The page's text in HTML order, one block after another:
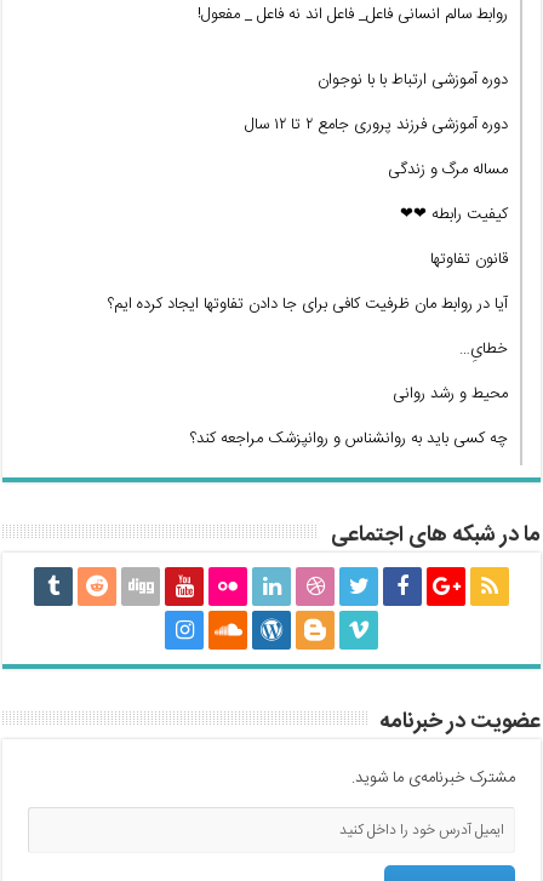
روابط سالم انسانی فاعل_ فاعل اند نه فاعل _ مفعول!
دوره آموزشی ارتباط با با نوجوان
دوره آموزشی فرزند پروری جامع ۲ تا ۱۲ سال
مساله مرگ و زندگی
کیفیت رابطه ❤❤
قانون تفاوتها
آیا در روابط مان ظرفیت کافی برای جا دادن تفاوتها ایجاد کرده ایم؟
خطایِ…
محیط و رشد روانی
چه کسی باید به روانشناس و روانپزشک مراجعه کند؟
ما در شبکه های اجتماعی
عضویت در خبرنامه
مشترک خبرنامه‌ی ما شوید.